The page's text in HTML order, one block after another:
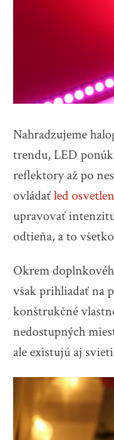
Nahradzujeme
trendu, LED
reflektory až po
ovládaťled
upravovať
odtieňa, a to
Okrem
však prihliadať na
konštrukčné
nedostupných
ale existujú aj